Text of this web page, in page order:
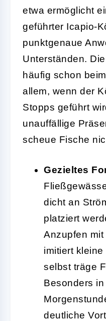
etwa ermöglicht
geführter Icapio-
punktgenaue
Unterständen.
häufig schon
allem, wenn der
Stopps geführt
unauffällige
scheue Fische
Gezieltes
dicht an
platziert
Anzupfen
imitiert
selbst träge
Besonders
deutliche